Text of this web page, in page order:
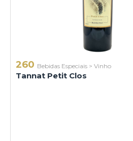
260 Bebidas Especiais > Vinho
Tannat Petit Clos